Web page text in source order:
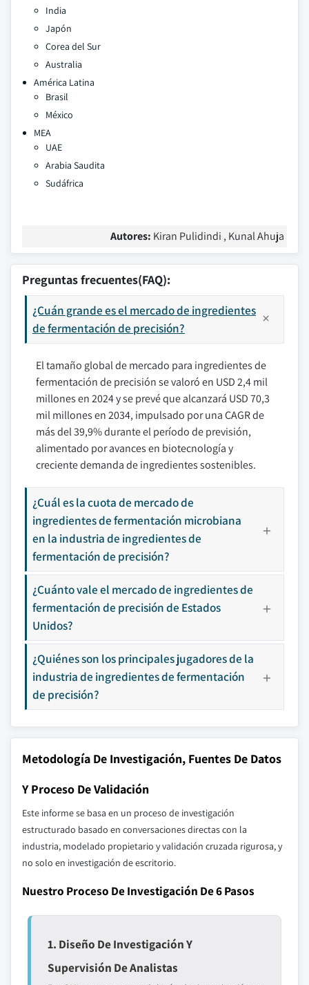
India
Japón
Corea del Sur
Australia
América Latina
Brasil
México
MEA
UAE
Arabia Saudita
Sudáfrica
Autores: Kiran Pulidindi , Kunal Ahuja
Preguntas frecuentes(FAQ):
¿Cuán grande es el mercado de ingredientes
de fermentación de precisión?
El tamaño global de mercado para ingredientes de
fermentación de precisión se valoró en USD 2,4 mil
millones en 2024 y se prevé que alcanzará USD 70,3
mil millones en 2034, impulsado por una CAGR de
más del 39,9% durante el período de previsión,
alimentado por avances en biotecnología y
creciente demanda de ingredientes sostenibles.
¿Cuál es la cuota de mercado de
ingredientes de fermentación microbiana
en la industria de ingredientes de
fermentación de precisión?
¿Cuánto vale el mercado de ingredientes de
fermentación de precisión de Estados
Unidos?
¿Quiénes son los principales jugadores de la
industria de ingredientes de fermentación
de precisión?
Metodología De Investigación, Fuentes De Datos
Y Proceso De Validación
Este informe se basa en un proceso de investigación
estructurado basado en conversaciones directas con la
industria, modelado propietario y validación cruzada rigurosa, y
no solo en investigación de escritorio.
Nuestro Proceso De Investigación De 6 Pasos
1. Diseño De Investigación Y
Supervisión De Analistas